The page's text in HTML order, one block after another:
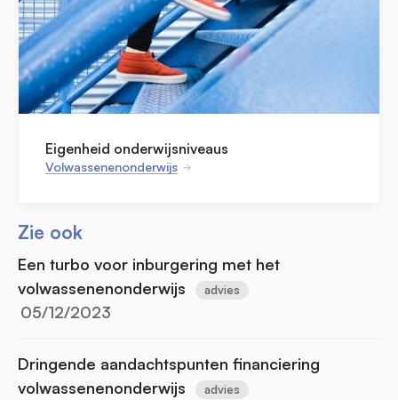
Eigenheid onderwijsniveaus
Volwassenenonderwijs
Zie ook
Een turbo voor inburgering met het
volwassenenonderwijs
advies
05/12/2023
Dringende aandachtspunten financiering
volwassenenonderwijs
advies